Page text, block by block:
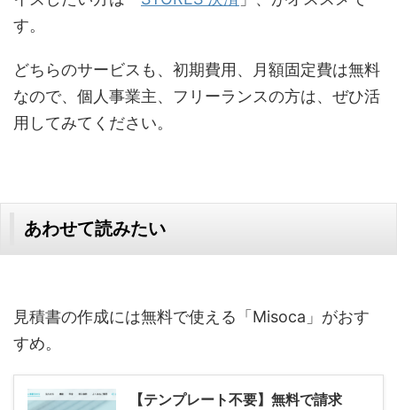
す。
どちらのサービスも、初期費用、月額固定費は無料
なので、個人事業主、フリーランスの方は、ぜひ活
用してみてください。
あわせて読みたい
見積書の作成には無料で使える「Misoca」がおす
すめ。
【テンプレート不要】無料で請求